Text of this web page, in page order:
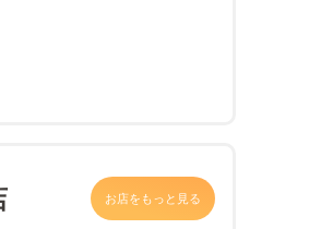
お店をもっと見る